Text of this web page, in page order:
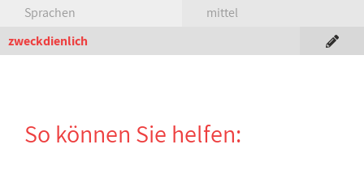
Sprachen
mittel
zweckdienlich
So können Sie helfen: